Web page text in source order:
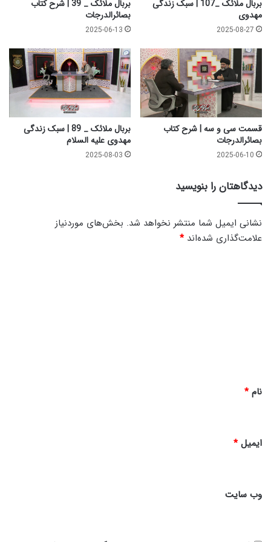
م
ا
ز
ن
ع
ل
ی
ه
ا
ل
ا
بربال ملائک _107 | سبک زندگی
مهدوی
2025-08-27
بربال ملائک _ 39 | شرح کتاب
بصائرالدرجات
2025-06-13
قسمت سی و سه | شرح کتاب
بصائرالدرجات
2025-06-10
بربال ملائک _ 89 | سبک زندگی
مهدوی علیه السلام
2025-08-03
دیدگاهتان را بنویسید
نشانی ایمیل شما منتشر نخواهد شد. بخش‌های موردنیاز
علامت‌گذاری شده‌اند*
نام*
ایمیل*
وب‌ سایت